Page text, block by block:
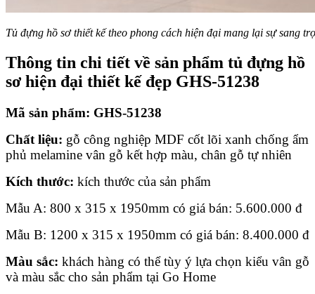
Tủ đựng hồ sơ thiết kế theo phong cách hiện đại mang lại sự sang
Thông tin chi tiết về sản phẩm tủ đựng hồ
sơ hiện đại thiết kế đẹp GHS-51238
Mã sản phẩm: GHS-51238
Chất liệu: gỗ công nghiệp MDF cốt lõi xanh chống ẩm
phủ melamine vân gỗ kết hợp màu, chân gỗ tự nhiên
Kích thước: kích thước của sản phẩm
Mẫu A: 800 x 315 x 1950mm có giá bán: 5.600.000 đ
Mẫu B: 1200 x 315 x 1950mm có giá bán: 8.400.000 đ
Màu sắc: khách hàng có thể tùy ý lựa chọn kiểu vân gỗ
và màu sắc cho sản phẩm tại Go Home